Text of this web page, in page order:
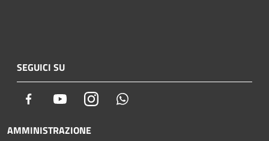
SEGUICI SU
Facebook YoutubeInstagram
AMMINISTRAZIONE